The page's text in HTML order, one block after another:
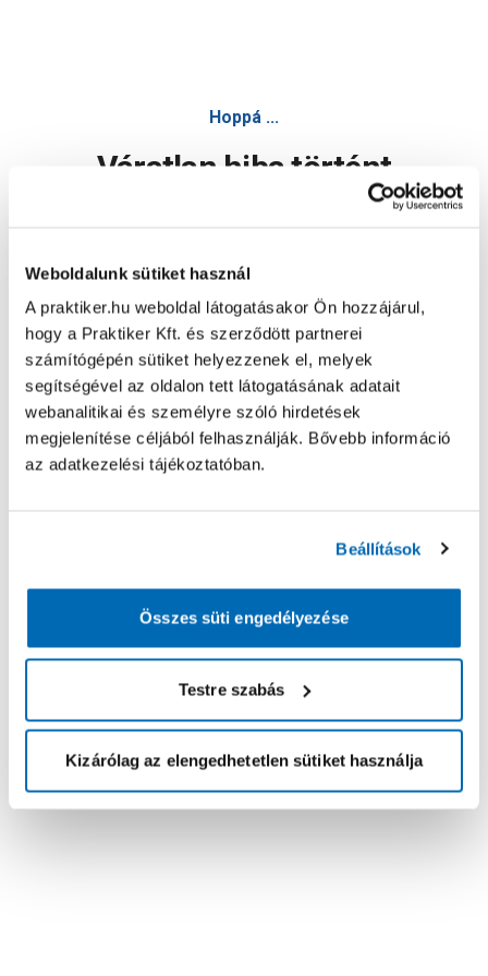
Weboldalunk sütiket használ
A praktiker.hu weboldal látogatásakor Ön hozzájárul,
hogy a Praktiker Kft. és szerződött partnerei
számítógépén sütiket helyezzenek el, melyek
segítségével az oldalon tett látogatásának adatait
webanalitikai és személyre szóló hirdetések
megjelenítése céljából felhasználják. Bővebb információ
az adatkezelési tájékoztatóban.
Beállítások
Összes süti engedélyezése
Testre szabás
Kizárólag az elengedhetetlen sütiket használja
Hoppá ...
Váratlan hiba történt
Oldal újratöltése